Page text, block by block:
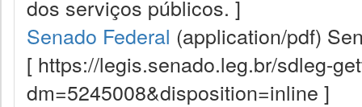
dos serviços públicos. ]
Senado Federal (application/pdf)
[ https://legis.senado.leg.br/sdleg-
dm=5245008&disposition=inline ]